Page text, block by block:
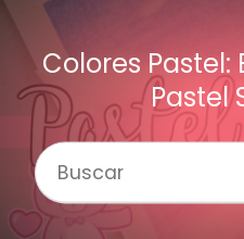
Colores Pastel:
Pastel